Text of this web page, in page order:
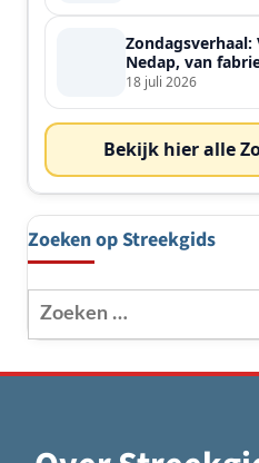
Zondagsverhaal:
Nedap, van
18 juli 2026
Bekijk hier alle
Zoeken op Streekgids
Zoeken
naar: